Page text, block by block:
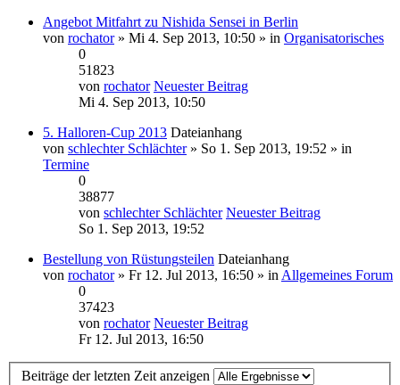
Angebot Mitfahrt zu Nishida Sensei in Berlin
von rochator» Mi 4. Sep 2013, 10:50 » in Organisatorisches
0
51823
von rochator Neuester Beitrag
Mi 4. Sep 2013, 10:50
5. Halloren-Cup 2013 Dateianhang
von schlechter Schlächter» So 1. Sep 2013, 19:52 » in
Termine
0
38877
von schlechter Schlächter Neuester Beitrag
So 1. Sep 2013, 19:52
Bestellung von Rüstungsteilen Dateianhang
von rochator» Fr 12. Jul 2013, 16:50 » in Allgemeines Forum
0
37423
von rochator Neuester Beitrag
Fr 12. Jul 2013, 16:50
Beiträge der letzten Zeit anzeigen